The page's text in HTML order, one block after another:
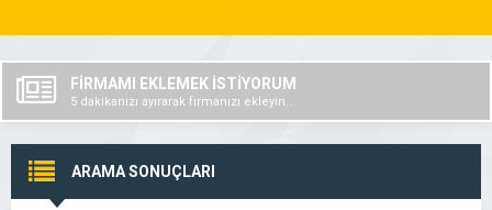
FİRMAMI EKLEMEK İSTİYORUM
5 dakikanızı ayırarak firmanızı ekleyin..
ARAMA SONUÇLARI